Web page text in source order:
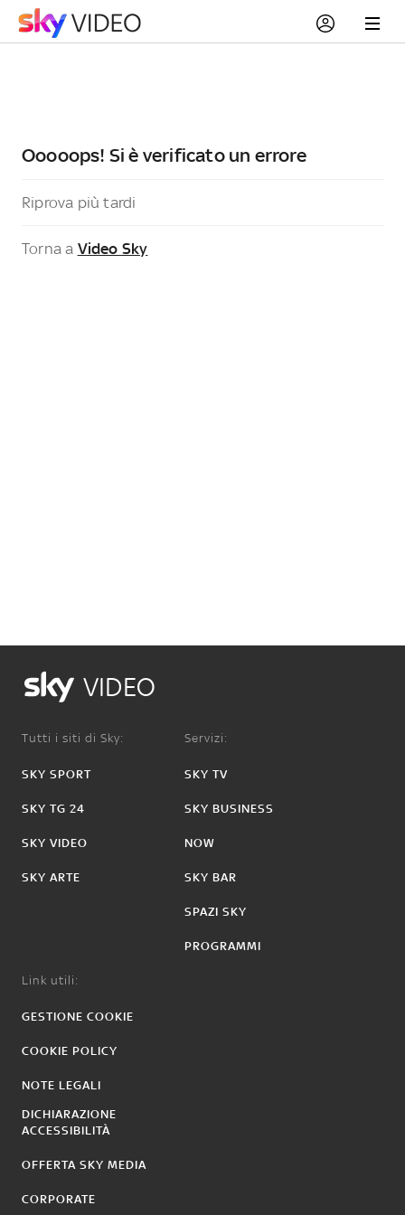
Ooooops! Si è verificato un errore
Riprova più tardi
Torna a Video Sky
VIDEO
Tutti i siti di Sky:
SKY SPORT
SKY TG 24
SKY VIDEO
SKY ARTE
Servizi:
SKY TV
SKY BUSINESS
NOW
SKY BAR
SPAZI SKY
PROGRAMMI
Link utili:
GESTIONE COOKIE
COOKIE POLICY
NOTE LEGALI
DICHIARAZIONE
ACCESSIBILITÀ
OFFERTA SKY MEDIA
CORPORATE